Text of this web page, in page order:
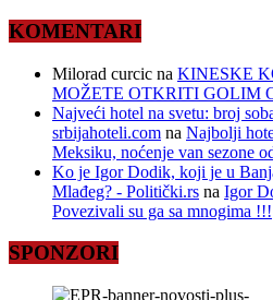
KOMENTARI
Milorad curcic na KINESKE
MOŽETE OTKRITI GOLIM
Najveći hotel na svetu: broj
srbijahoteli.com na Najbolji
Meksiku, noćenje van sezone
Ko je Igor Dodik, koji je u
Mlađeg? - Politički.rs na Igor
Povezivali su ga sa mnogima !!!
SPONZORI